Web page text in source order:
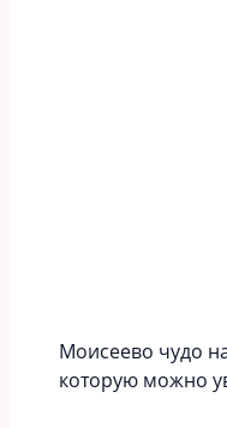
Моисеево чудо
которую можно